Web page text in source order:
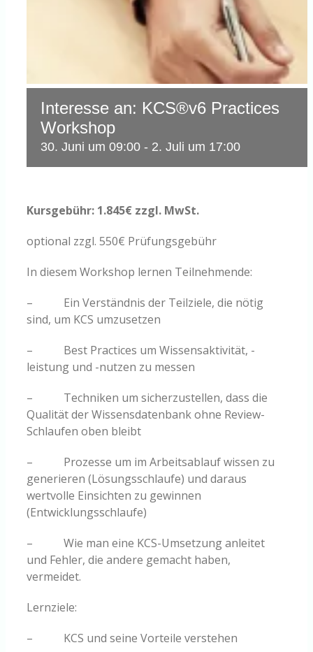
Interesse an: KCS®v6 Practices
Workshop
30. Juni um 09:00 - 2. Juli um 17:00
Kursgebühr: 1.845€ zzgl. MwSt.
optional zzgl. 550€ Prüfungsgebühr
In diesem Workshop lernen Teilnehmende:
– Ein Verständnis der Teilziele, die nötig
sind, um KCS umzusetzen
– Best Practices um Wissensaktivität, -
leistung und -nutzen zu messen
– Techniken um sicherzustellen, dass die
Qualität der Wissensdatenbank ohne Review-
Schlaufen oben bleibt
– Prozesse um im Arbeitsablauf wissen zu
generieren (Lösungsschlaufe) und daraus
wertvolle Einsichten zu gewinnen
(Entwicklungsschlaufe)
– Wie man eine KCS-Umsetzung anleitet
und Fehler, die andere gemacht haben,
vermeidet.
Lernziele:
– KCS und seine Vorteile verstehen